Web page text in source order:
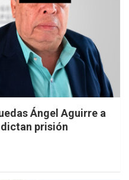
Ángel Aguirre a
dictan prisión